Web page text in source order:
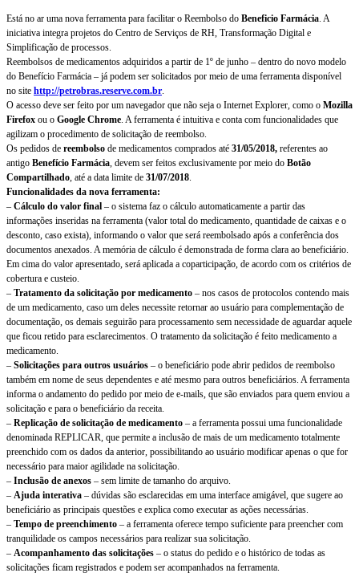
Está no ar uma nova ferramenta para facilitar o Reembolso do Beneficio Farmácia . A
iniciativa integra projetos do Centro de Serviços de RH, Transformação Digital e
Simplificação de processos.
Reembolsos de medicamentos adquiridos a partir de 1º de junho – dentro do novo modelo
do Benefício Farmácia – já podem ser solicitados por meio de uma ferramenta disponível
no site http://petrobras.reserve.com.br
O acesso deve ser feito por um navegador que não seja o Internet Explorer, como o Mozilla
Firefox ou o Google Chrome . A ferramenta é intuitiva e conta com funcionalidades que
agilizam o procedimento de solicitação de reembolso.
Os pedidos de reembolso de medicamentos comprados até 31/05/2018, referentes ao
antigo Benefício Farmácia , devem ser feitos exclusivamente por meio do Botão
Compartilhado , até a data limite de 31/07/2018
Funcionalidades da nova ferramenta:
– Cálculo do valor final – o sistema faz o cálculo automaticamente a partir das
informações inseridas na ferramenta (valor total do medicamento, quantidade de caixas e o
desconto, caso exista), informando o valor que será reembolsado após a conferência dos
documentos anexados. A memória de cálculo é demonstrada de forma clara ao beneficiário.
Em cima do valor apresentado, será aplicada a coparticipação, de acordo com os critérios de
cobertura e custeio.
– Tratamento da solicitação por medicamento – nos casos de protocolos contendo mais
de um medicamento, caso um deles necessite retornar ao usuário para complementação de
documentação, os demais seguirão para processamento sem necessidade de aguardar aquele
que ficou retido para esclarecimentos. O tratamento da solicitação é feito medicamento a
medicamento.
– Solicitações para outros usuários – o beneficiário pode abrir pedidos de reembolso
também em nome de seus dependentes e até mesmo para outros beneficiários. A ferramenta
informa o andamento do pedido por meio de e-mails, que são enviados para quem enviou a
solicitação e para o beneficiário da receita.
– Replicação de solicitação de medicamento – a ferramenta possui uma funcionalidade
denominada REPLICAR, que permite a inclusão de mais de um medicamento totalmente
preenchido com os dados da anterior, possibilitando ao usuário modificar apenas o que for
necessário para maior agilidade na solicitação.
– Inclusão de anexos – sem limite de tamanho do arquivo.
– Ajuda interativa – dúvidas são esclarecidas em uma interface amigável, que sugere ao
beneficiário as principais questões e explica como executar as ações necessárias.
– Tempo de preenchimento – a ferramenta oferece tempo suficiente para preencher com
tranquilidade os campos necessários para realizar sua solicitação.
– Acompanhamento das solicitações – o status do pedido e o histórico de todas as
solicitações ficam registrados e podem ser acompanhados na ferramenta.